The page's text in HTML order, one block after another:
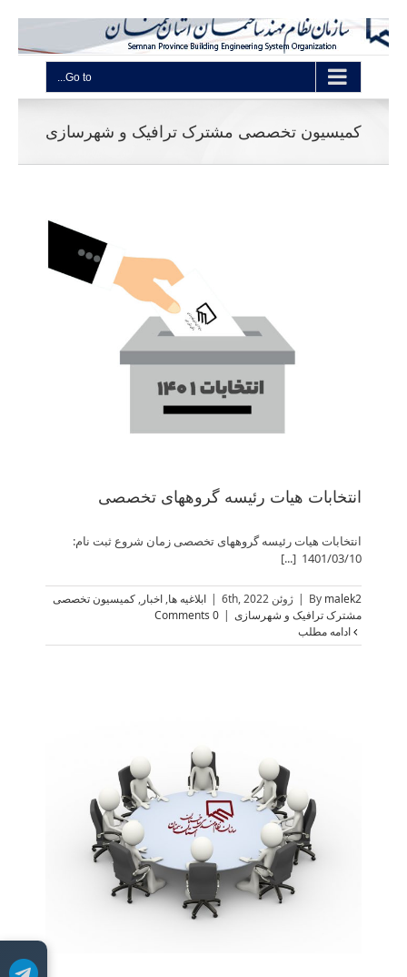
Go to...
کمیسیون تخصصی مشترک ترافیک و شهرسازی
انتخابات هیات رئیسه گروههای تخصصی
انتخابات هیات رئیسه گروههای تخصصی زمان شروع ثبت نام:
1401/03/10 [...]
By malek2
| ژوئن 6th, 2022 | ابلاغیه ها, اخبار, کمیسیون تخصصی
مشترک ترافیک و شهرسازی |
0 Comments
ادامه مطلب